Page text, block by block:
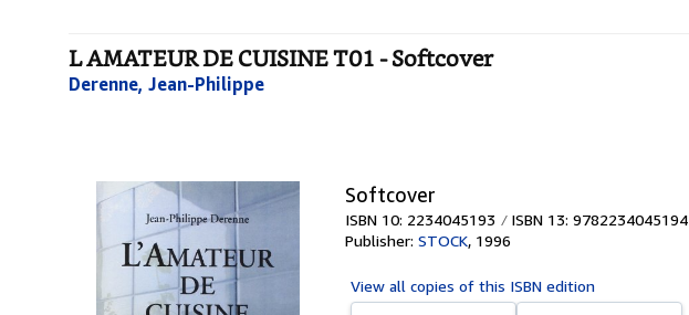
L AMATEUR DE CUISINE T01 - Softcover
Derenne, Jean-Philippe
Softcover
ISBN 10: 2234045193
ISBN 13: 9782234045194
Publisher: STOCK, 1996
View all copies of this ISBN edition